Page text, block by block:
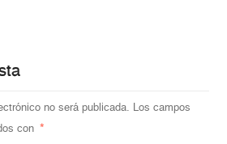
no será publicada. Los campos
con
*